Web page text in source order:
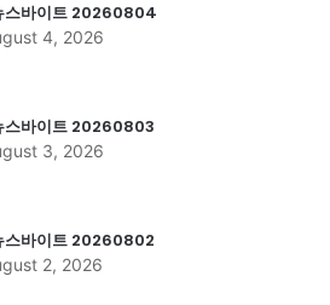
스바이트 20260804
4, 2026
스바이트 20260803
3, 2026
스바이트 20260802
2, 2026